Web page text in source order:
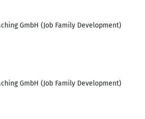
GmbH (Job Family Development)
GmbH (Job Family Development)